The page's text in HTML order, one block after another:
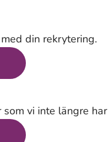
din rekrytering.
vi inte längre